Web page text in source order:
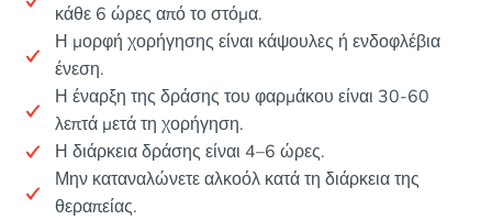
κάθε 6 ώρες από το στόμα.
Η μορφή χορήγησης είναι κάψουλες ή ενδοφλέβια
ένεση.
Η έναρξη της δράσης του φαρμάκου είναι 30-60
λεπτά μετά τη χορήγηση.
Η διάρκεια δράσης είναι 4–6 ώρες.
Μην καταναλώνετε αλκοόλ κατά τη διάρκεια της
θεραπείας.